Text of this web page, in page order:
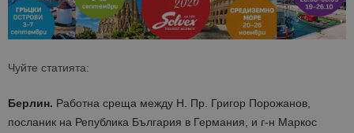
Чуйте статията:
Берлин. Работна среща между Н. Пр. Григор Порожанов,
посланик на Република България в Германия, и г-н Маркос